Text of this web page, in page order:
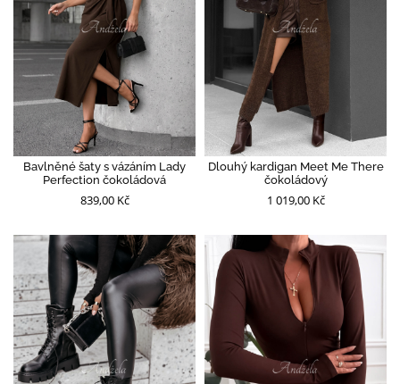
Bavlněné šaty s vázáním Lady
Perfection čokoládová
839,00 Kč
Dlouhý kardigan Meet Me There
čokoládový
1 019,00 Kč